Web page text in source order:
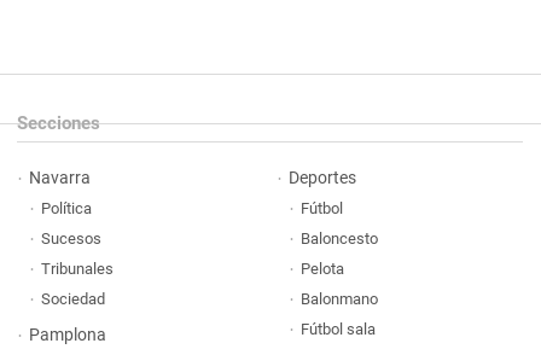
Secciones
Navarra
Política
Sucesos
Tribunales
Sociedad
Pamplona
Deportes
Fútbol
Baloncesto
Pelota
Balonmano
Fútbol sala